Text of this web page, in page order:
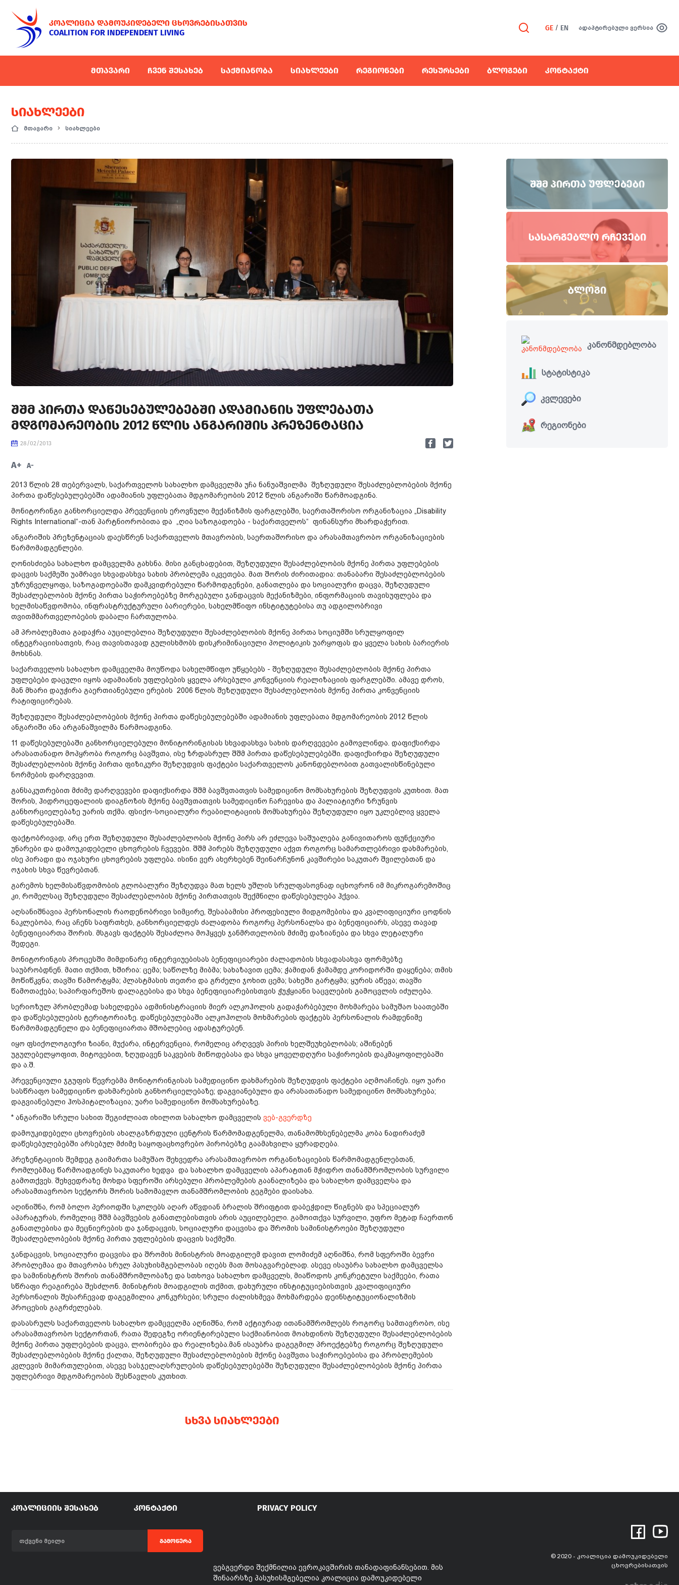
ᲙᲝᲐᲚᲘᲪᲘᲐ ᲓᲐᲛᲝᲣᲙᲘᲓᲔᲑᲔᲚᲘ ᲪᲮᲝᲕᲠᲔᲑᲘᲡᲐᲗᲕᲘᲡ
COALITION FOR INDEPENDENT LIVING
GE / EN ადაპტირებული ვერსია
ᲛᲗᲐᲕᲐᲠᲘ ᲩᲕᲔᲜ ᲨᲔᲡᲐᲮᲔᲑ ᲡᲐᲥᲛᲘᲐᲜᲝᲑᲐ ᲡᲘᲐᲮᲚᲔᲔᲑᲘ ᲠᲔᲒᲘᲝᲜᲔᲑᲘ ᲠᲔᲡᲣᲠᲡᲔᲑᲘ ᲑᲚᲝᲒᲔᲑᲘ ᲙᲝᲜᲢᲐᲥᲢᲘ
ᲡᲘᲐᲮᲚᲔᲔᲑᲘ
მთავარი სიახლეები
ᲨᲨᲛ ᲞᲘᲠᲗᲐ ᲓᲐᲬᲔᲡᲔᲑᲣᲚᲔᲑᲔᲑᲨᲘ ᲐᲓᲐᲛᲘᲐᲜᲘᲡ ᲣᲤᲚᲔᲑᲐᲗᲐ
ᲛᲓᲒᲝᲛᲐᲠᲔᲝᲑᲘᲡ 2012 ᲬᲚᲘᲡ ᲐᲜᲒᲐᲠᲘᲨᲘᲡ ᲞᲠᲔᲖᲔᲜᲢᲐᲪᲘᲐ
28/02/2013
A+ A-
2013 წლის 28 თებერვალს, საქართველოს სახალხო დამცველმა უჩა ნანუაშვილმა შეზღუდული შესაძლებლობების მქონე
პირთა დაწესებულებებში ადამიანის უფლებათა მდგომარეობის 2012 წლის ანგარიში წარმოადგინა.
მონიტორინგი განხორციელდა პრევენციის ეროვნული მექანიზმის ფარგლებში, საერთაშორისო ორგანიზაცია „Disability
Rights International“-თან პარტნიორობითა და „ღია საზოგადოება - საქართველოს“ ფინანსური მხარდაჭერით.
ანგარიშის პრეზენტაციას დაესწრენ საქართველოს მთავრობის, საერთაშორისო და არასამთავრობო ორგანიზაციების
წარმომადგენლები.
ღონისძიება სახალხო დამცველმა გახსნა. მისი განცხადებით, შეზღუდული შესაძლებლობის მქონე პირთა უფლებების
დაცვის საქმეში უამრავი სხვადასხვა სახის პრობლემა იკვეთება. მათ შორის ძირითადია: თანაბარი შესაძლებლობების
უზრუნველყოფა, საზოგადოებაში დამკვიდრებული წარმოდგენები, განათლება და სოციალური დაცვა, შეზღუდული
შესაძლებლობის მქონე პირთა საჭიროებებზე მორგებული ჯანდაცვის მექანიზმები, ინფორმაციის თავისუფლება და
ხელმისაწვდომობა, ინფრასტრუქტურული ბარიერები, სახელმწიფო ინსტიტუტებისა თუ ადგილობრივი
თვითმმართველობების დაბალი ჩართულობა.
ამ პრობლემათა გადაჭრა აუცილებლია შეზღუდული შესაძლებლობის მქონე პირთა სოციუმში სრულყოფილ
ინტეგრაციისათვის, რაც თავისთავად გულისხმობს დისკრიმინაციული პოლიტიკის უარყოფას და ყველა სახის ბარიერის
მოხსნას.
საქართველოს სახალხო დამცველმა მოუწოდა სახელმწიფო უწყებებს - შეზღუდული შესაძლებლობის მქონე პირთა
უფლებები დაცული იყოს ადამიანის უფლებების ყველა არსებული კონვენციის რეალიზაციის ფარგლებში. ამავე დროს,
მან მხარი დაუჭირა გაერთიანებული ერების 2006 წლის შეზღუდული შესაძლებლობის მქონე პირთა კონვენციის
რატიფიცირებას.
შეზღუდული შესაძლებლობების მქონე პირთა დაწესებულებებში ადამიანის უფლებათა მდგომარეობის 2012 წლის
ანგარიში ანა არგანაშვილმა წარმოადგინა.
11 დაწესებულებაში განხორციელებული მონიტორინგისას სხვადასხვა სახის დარღვევები გამოვლინდა. დაფიქსირდა
არასათანადო მოპყრობა როგორც ბავშვთა, ისე ზრდასრულ შშმ პირთა დაწესებულებებში. დაფიქსირდა შეზღუდული
შესაძლებლობის მქონე პირთა ფიზიკური შეზღუდვის ფაქტები საქართველოს კანონდებლობით გათვალისწინებული
ნორმების დარღვევით.
განსაკუთრებით მძიმე დარღვევები დაფიქსირდა შშმ ბავშვთათვის სამედიცინო მომსახურების შეზღუდვის კუთხით. მათ
შორის, ჰიდროცეფალიის დიაგნოზის მქონე ბავშვთათვის სამედიცინო ჩარევისა და პალიატიური ზრუნვის
განხორციელებაზე უარის თქმა. ფსიქო-სოციალური რეაბილიტაციის მომსახურება შეზღუდული იყო უკლებლივ ყველა
დაწესებულებაში.
ფაქტობრივად, არც ერთ შეზღუდული შესაძლებლობის მქონე პირს არ ეძლევა საშუალება განივითაროს ფუნქციური
უნარები და დამოუკიდებელი ცხოვრების ჩვევები. შშმ პირებს შეზღუდული აქვთ როგორც სამართლებრივი დახმარების,
ისე პირადი და ოჯახური ცხოვრების უფლება. ისინი ვერ ახერხებენ შეინარჩუნონ კავშირები საკუთარ შვილებთან და
ოჯახის სხვა წევრებთან.
გარემოს ხელმისაწვდომობის გლობალური შეზღუდვა მათ ხელს უშლის სრულფასოვნად იცხოვრონ იმ მიკროგარემოშიც
კი, რომელსაც შეზღუდული შესაძლებლობის მქონე პირთათვის შექმნილი დაწესებულება ჰქვია.
აღსანიშნავია პერსონალის რაოდენობრივი სიმცირე, შესაბამისი პროფესიული მიდგომებისა და კვალიფიციური ცოდნის
ნაკლებობა, რაც აჩენს საფრთხეს, განხორციელდეს ძალადობა როგორც პერსონალსა და ბენეფიციარს, ასევე თავად
ბენეფიციართა შორის. მსგავს ფაქტებს შესაძლოა მოჰყვეს ჯანმრთელობის მძიმე დაზიანება და სხვა ლეტალური
შედეგი.
მონიტორინგის პროცესში მიმდინარე ინტერვიუებისას ბენეფიციარები ძალადობის სხვადასახვა ფორმებზე
საუბრობდნენ. მათი თქმით, ხშირია: ცემა; საწოლზე მიბმა; სახაზავით ცემა; ჭამიდან ჭამამდე კორიდორში დაყენება; თმის
მოწიწკვნა; თავში წამორტყმა; პლასტმასის თეთრი და გრძელი ჯოხით ცემა; სახეში გარტყმა; ყურის აწევა; თავში
წამოთაქება; საპირფარეშოს დალაგებისა და სხვა ბენეფიციარებისთვის ჭუჭყიანი საცვლების გამოცვლის იძულება.
სერიოზულ პრობლემად სახელდება ადმინისტრაციის მიერ ალკოჰოლის გადაჭარბებული მოხმარება სამუშაო საათებში
და დაწესებულების ტერიტორიაზე. დაწესებულებაში ალკოჰოლის მოხმარების ფაქტებს პერსონალის რამდენიმე
წარმომადგენელი და ბენეფიციართა მშობლებიც ადასტურებენ.
იყო ფსიქოლოგიური ზიანი, მუქარა, ინტერვენცია, რომელიც არღვევს პირის ხელშეუხებლობას; აშინებენ
უგულებელყოფით, მიტოვებით, ზღუდავენ საკვების მიწოდებასა და სხვა ყოველდღური საჭიროების დაკმაყოფილებაში
და ა.შ.
პრევენციული ჯგუფის წევრებმა მონიტორინგისას სამედიცინო დახმარების შეზღუდვის ფაქტები აღმოაჩინეს. იყო უარი
სასწრაფო სამედიცინო დახმარების განხორციელებაზე; დაგვიანებული და არასათანადო სამედიცინო მომსახურება;
დაგვიანებული ჰოსპიტალიზაცია; უარი სამედიცინო მომსახურებაზე.
* ანგარიში სრული სახით შეგიძლიათ იხილოთ სახალხო დამცველის ვებ-გვერდზე
დამოუკიდებელი ცხოვრების ახალგაზრდული ცენტრის წარმომადგენელმა, თანამომხსენებელმა კობა ნადირაძემ
დაწესებულებებში არსებულ მძიმე საყოფაცხოვრებო პირობებზე გაამახვილა ყურადღება.
პრეზენტაციის შემდეგ გაიმართა სამუშაო შეხვედრა არასამთავრობო ორგანიზაციების წარმომადგენლებთან,
რომლებმაც წარმოადგინეს საკუთარი ხედვა და სახალხო დამცველის აპარატთან მჭიდრო თანამშრომლობის სურვილი
გამოთქვეს. შეხვედრაზე მოხდა სფეროში არსებული პრობლემების გაანალიზება და სახალხო დამცველსა და
არასამთავრობო სექტორს შორის სამომავლო თანამშრომლობის გეგმები დაისახა.
აღინიშნა, რომ ბოლო პერიოდში სკოლებს აღარ აწვდიან ბრალის შრიფტით დაბეჭდილ წიგნებს და სპეციალურ
აპარატურას, რომელიც შშმ ბავშვების განათლებისთვის არის აუცილებელი. გამოითქვა სურვილი, უფრო მეტად ჩაერთონ
განათლებისა და მეცნიერების და ჯანდაცვის, სოციალური დაცვისა და შრომის სამინისტროები შეზღუდული
შესაძლებლობების მქონე პირთა უფლებების დაცვის საქმეში.
ჯანდაცვის, სოციალური დაცვისა და შრომის მინისტრის მოადგილემ დავით ლომიძემ აღნიშნა, რომ სფეროში ბევრი
პრობლემაა და მთავრობა სრულ პასუხისმგებლობას იღებს მათ მოსაგვარებლად. ასევე ისაუბრა სახალხო დამცველსა
და სამინისტროს შორის თანამშრომლობაზე და სთხოვა სახალხო დამცველს, მიაწოდოს კონკრეტული საქმეები, რათა
სწრაფი რეაგირება შესძლონ. მინისტრის მოადგილის თქმით, დახურული ინსტიტუციებისთვის კვალიფიციური
პერსონალის შესარჩევად დაგეგმილია კონკურსები; სრული ძალისხმევა მოხმარდება დეინსტიტუციონალიზმის
პროცესის გაგრძელებას.
დასასრულს საქართველოს სახალხო დამცველმა აღნიშნა, რომ აქტიურად ითანამშრომლებს როგორც სამთავრობო, ისე
არასამთავრობო სექტორთან, რათა შედეგზე ორიენტირებული საქმიანობით მოახდინოს შეზღუდული შესაძლებლობების
მქონე პირთა უფლებების დაცვა, ლობირება და რეალიზება.მან ისაუბრა დაგეგმილ პროექტებზე როგორც შეზღუდული
შესაძლებლობების მქონე ქალთა, შეზღუდული შესაძლებლობების მქონე ბავშვთა საჭიროებებისა და პრობლემების
კვლევის მიმართულებით, ასევე სასჯელაღსრულების დაწესებულებებში შეზღუდული შესაძლებლობების მქონე პირთა
უფლებრივი მდგომარეობის შესწავლის კუთხით.
ᲡᲮᲕᲐ ᲡᲘᲐᲮᲚᲔᲔᲑᲘ
ᲨᲨᲛ ᲞᲘᲠᲗᲐ ᲣᲤᲚᲔᲑᲔᲑᲘ
ᲡᲐᲡᲐᲠᲒᲔᲑᲚᲝ ᲠᲩᲔᲕᲔᲑᲘ
ᲑᲚᲝᲒᲘ
კანონმდებლობა
სტატისტიკა
კვლევები
რეგიონები
ᲙᲝᲐᲚᲘᲪᲘᲘᲡ ᲨᲔᲡᲐᲮᲔᲑ ᲙᲝᲜᲢᲐᲥᲢᲘ PRIVACY POLICY
ᲒᲐᲛᲝᲬᲔᲠᲐ
ვებგვერდი შექმნილია ევროკავშირის თანადაფინანსებით. მის
შინაარსზე პასუხისმგებელია კოალიცია დამოუკიდებელი
© 2020 - კოალიცია დამოუკიდებელი
ცხოვრებისათვის